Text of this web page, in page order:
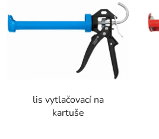
r
o
ý
p
lis vytlačovací na
kartuše